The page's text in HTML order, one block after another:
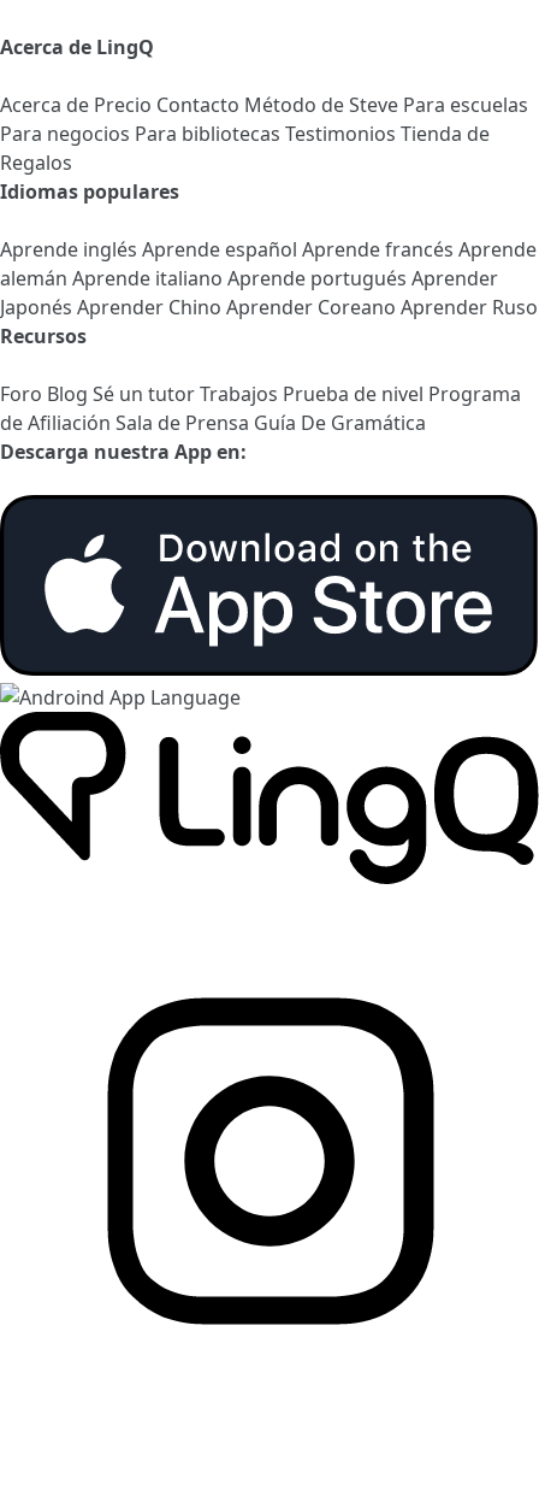
Acerca de LingQ
Acerca de Precio Contacto Método de Steve Para escuelas
Para negocios Para bibliotecas Testimonios Tienda de
Regalos
Idiomas populares
Aprende inglés Aprende español Aprende francés Aprende
alemán Aprende italiano Aprende portugués Aprender
Japonés Aprender Chino Aprender Coreano Aprender Ruso
Recursos
Foro Blog Sé un tutorTrabajos Prueba de nivel Programa
de Afiliación Sala de Prensa Guía De Gramática
Descarga nuestra App en: